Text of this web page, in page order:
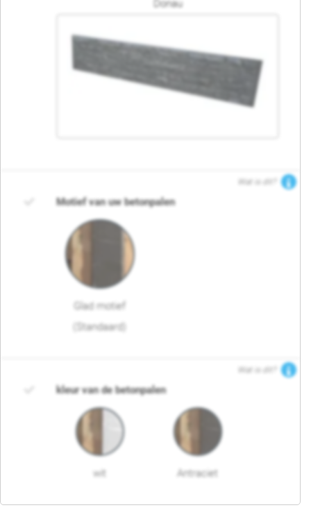
Donau
Wat is dit?
Motief van uw betonpalen
Glad motief
(Standaard)
Wat is dit?
kleur van de betonpalen
wit Antraciet